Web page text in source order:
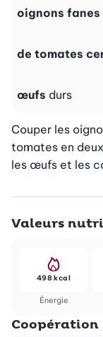
oignons fanes
de tomates
œufs durs
Couper les
tomates en
les œufs et les
Valeurs
Énergie
498 kcal
Coopération